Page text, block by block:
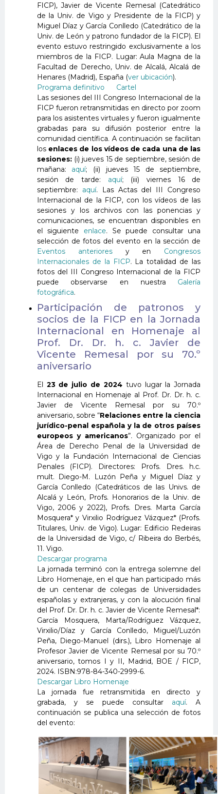
FICP), Javier de Vicente Remesal (Catedrático
de la Univ. de Vigo y Presidente de la FICP) y
Miguel Díaz y García Conlledo (Catedrático de la
Univ. de León y patrono fundador de la FICP). El
evento estuvo restringido exclusivamente a los
miembros de la FICP. Lugar: Aula Magna de la
Facultad de Derecho, Univ. de Alcalá, Alcalá de
Henares (Madrid), España (ver ubicación).
Programa definitivo
Cartel
Las sesiones del III Congreso Internacional de la
FICP fueron retransmitidas en directo por zoom
para los asistentes virtuales y fueron igualmente
grabadas para su difusión posterior entre la
comunidad científica. A continuación se facilitan
los enlaces de los vídeos de cada una de las
sesiones:(i) jueves 15 de septiembre, sesión de
mañana: aquí; (ii) jueves 15 de septiembre,
sesión de tarde: aquí; (iii) viernes 16 de
septiembre: aquí. Las Actas del III Congreso
Internacional de la FICP, con los vídeos de las
sesiones y los archivos con las ponencias y
comunicaciones, se encuentran disponibles en
el siguiente enlace. Se puede consultar una
selección de fotos del evento en la sección de
Eventos anterioresy en Congresos
Internacionales de la FICP. La totalidad de las
fotos del III Congreso Internacional de la FICP
puede observarse en nuestra Galería
fotográfica.
Participación de patronos y
socios de la FICP en la Jornada
Internacional en Homenaje al
Prof. Dr. Dr. h. c. Javier de
Vicente Remesal por su 70.º
aniversario
El 23 de julio de 2024 tuvo lugar la Jornada
Internacional en Homenaje al Prof. Dr. Dr. h. c.
Javier de Vicente Remesal por su 70.º
aniversario, sobre “Relaciones entre la ciencia
jurídico-penal española y la de otros países
europeos y americanos”. Organizado por el
Área de Derecho Penal de la Universidad de
Vigo y la Fundación Internacional de Ciencias
Penales (FICP). Directores: Profs. Dres. h.c.
mult. Diego-M. Luzón Peña y Miguel Díaz y
García Conlledo (Catedráticos de las Univs. de
Alcalá y León, Profs. Honorarios de la Univ. de
Vigo, 2006 y 2022), Profs. Dres. Marta García
Mosquera* y Virxilio Rodríguez Vázquez* (Profs.
Titulares, Univ. de Vigo). Lugar: Edificio Redeiras
de la Universidad de Vigo, c/ Ribeira do Berbés,
11. Vigo.
Descargar programa
La jornada terminó con la entrega solemne del
Libro Homenaje, en el que han participado más
de un centenar de colegas de Universidades
españolas y extranjeras, y con la alocución final
del Prof. Dr. Dr. h. c. Javier de Vicente Remesal*:
García Mosquera, Marta/Rodríguez Vázquez,
Virxilio/Díaz y García Conlledo, Miguel/Luzón
Peña, Diego-Manuel (dirs.), Libro Homenaje al
Profesor Javier de Vicente Remesal por su 70.º
aniversario, tomos I y II, Madrid, BOE / FICP,
2024. ISBN:978-84-340-2999-6.
Descargar Libro Homenaje
La jornada fue retransmitida en directo y
grabada, y se puede consultar aquí. A
continuación se publica una selección de fotos
del evento: